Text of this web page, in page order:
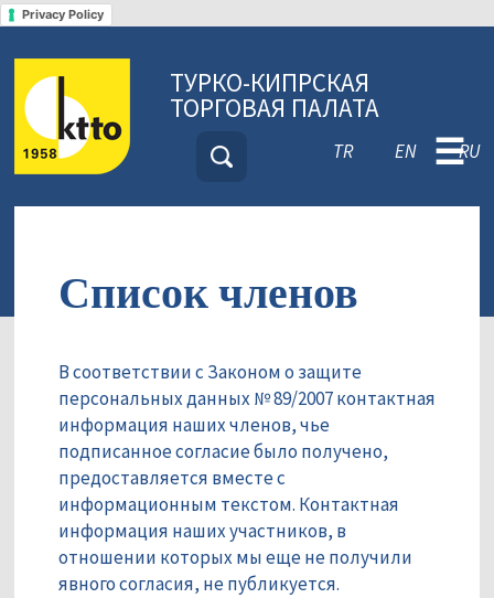
Privacy Policy
ТУРКО-КИПРСКАЯ
ТОРГОВАЯ ПАЛАТА
TR EN RU
☰
Список членов
В соответствии с Законом о защите
персональных данных № 89/2007 контактная
информация наших членов, чье
подписанное согласие было получено,
предоставляется вместе с
информационным текстом. Контактная
информация наших участников, в
отношении которых мы еще не получили
явного согласия, не публикуется.